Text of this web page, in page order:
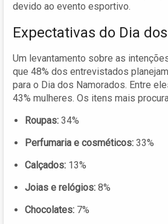
devido ao evento esportivo.
Expectativas do Dia
Um levantamento sobre as
que 48% dos entrevistados
para o Dia dos Namorados. Entre
43% mulheres. Os itens mais
Roupas: 34%
Perfumaria e cosméticos: 33%
Calçados: 13%
Joias e relógios: 8%
Chocolates: 7%